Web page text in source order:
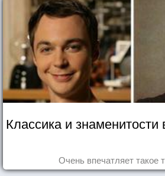
Классика и знаменитости
Очень впечатляет такое